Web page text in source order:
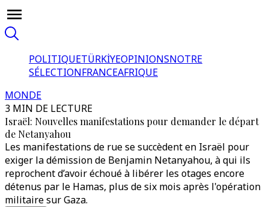
POLITIQUETÜRKİYEOPINIONSNOTRE
SÉLECTIONFRANCEAFRIQUE
MONDE
3 MIN DE LECTURE
Israël: Nouvelles manifestations pour demander le départ
de Netanyahou
Les manifestations de rue se succèdent en Israël pour
exiger la démission de Benjamin Netanyahou, à qui ils
reprochent d’avoir échoué à libérer les otages encore
détenus par le Hamas, plus de six mois après l'opération
militaire sur Gaza.